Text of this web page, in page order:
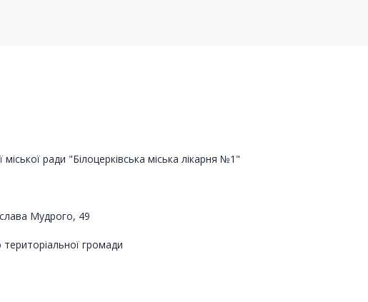
ради "Білоцерківська міська лікарня №1"
Мудрого, 49
громади